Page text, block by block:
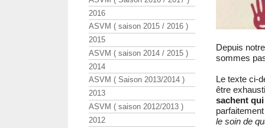
Depuis
sommes
Le texte ci-
être
sachent
le soin de
2016
ASVM ( saison 2015 / 2016 )
2015
ASVM ( saison 2014 / 2015 )
2014
ASVM ( Saison 2013/2014 )
2013
ASVM ( saison 2012/2013 )
2012